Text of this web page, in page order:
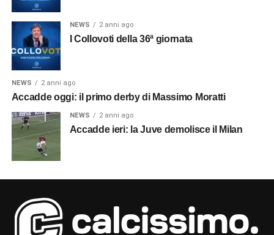
NEWS 2 anni ago
I Collovoti della 36ª giornata
NEWS 2 anni ago
Accadde oggi: il primo derby di Massimo Moratti
NEWS 2 anni ago
Accadde ieri: la Juve demolisce il Milan